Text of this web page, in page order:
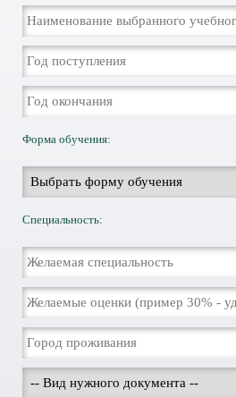
Форма обучения:
Специальность: